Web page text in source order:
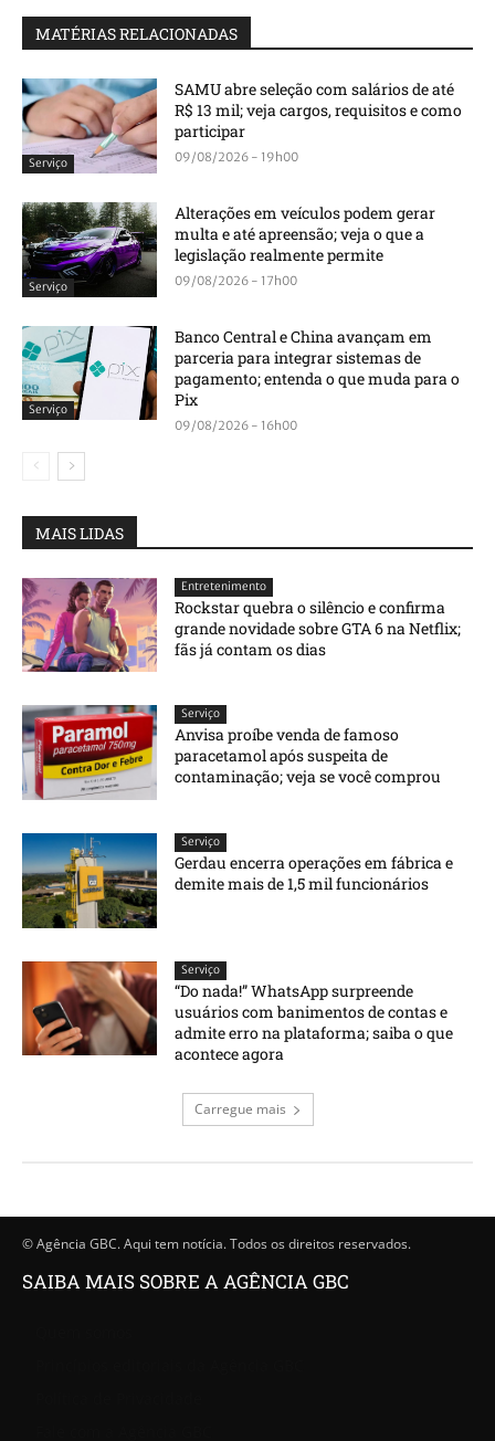
MATÉRIAS RELACIONADAS
Serviço
SAMU abre seleção com salários de até
R$ 13 mil; veja cargos, requisitos e como
participar
09/08/2026 - 19h00
Serviço
Alterações em veículos podem gerar
multa e até apreensão; veja o que a
legislação realmente permite
09/08/2026 - 17h00
Serviço
Banco Central e China avançam em
parceria para integrar sistemas de
pagamento; entenda o que muda para o
Pix
09/08/2026 - 16h00
MAIS LIDAS
Entretenimento
Rockstar quebra o silêncio e confirma
grande novidade sobre GTA 6 na Netflix;
fãs já contam os dias
Serviço
Anvisa proíbe venda de famoso
paracetamol após suspeita de
contaminação; veja se você comprou
Serviço
Gerdau encerra operações em fábrica e
demite mais de 1,5 mil funcionários
Serviço
“Do nada!” WhatsApp surpreende
usuários com banimentos de contas e
admite erro na plataforma; saiba o que
acontece agora
Carregue mais
© Agência GBC. Aqui tem notícia. Todos os direitos reservados.
SAIBA MAIS SOBRE A AGÊNCIA GBC